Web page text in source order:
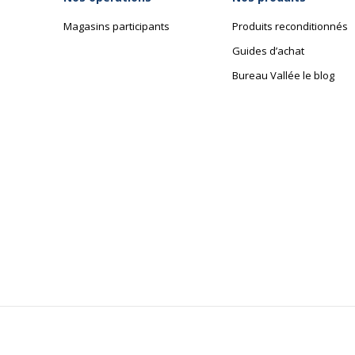
Magasins participants
Produits reconditionnés
Guides d’achat
Bureau Vallée le blog